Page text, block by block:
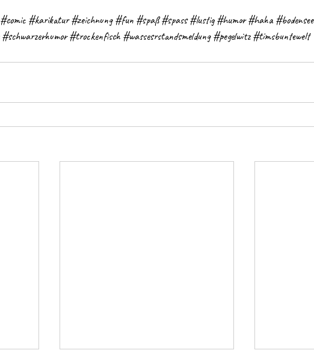
#comic #karikatur #zeichnung #fun #spaß #spass #lustig #humor #haha #bodensee
#schwarzerhumor #trockenfisch #wassesrstandsmeldung #pegelwitz #timsbuntewelt